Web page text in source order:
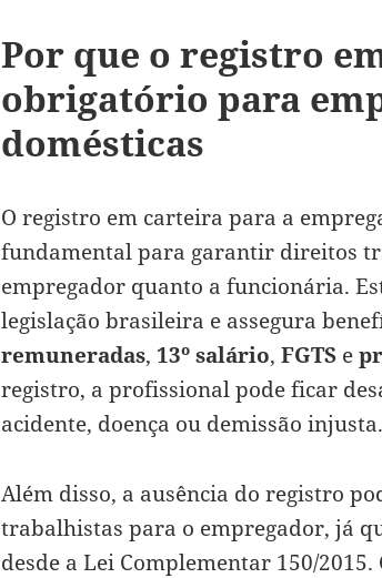
Por que o registro
obrigatório para
domésticas
O registro em carteira para a
fundamental para garantir direitos
empregador quanto a funcionária.
legislação brasileira e assegura
remuneradas, 13º salário,FGTS e
registro, a profissional pode ficar
acidente, doença ou demissão injusta.
Além disso, a ausência do registro
trabalhistas para o empregador, já
desde a Lei Complementar 150/